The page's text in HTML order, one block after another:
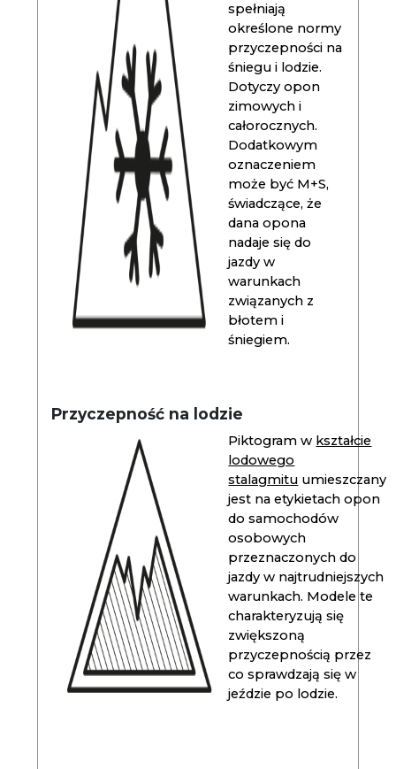
spełniają
określone normy
przyczepności na
śniegu i lodzie.
Dotyczy opon
zimowych i
całorocznych.
Dodatkowym
oznaczeniem
może być M+S,
świadczące, że
dana opona
nadaje się do
jazdy w
warunkach
związanych z
błotem i
śniegiem.
Przyczepność na lodzie
Piktogram w kształcie
lodowego
stalagmitu umieszczany
jest na etykietach opon
do samochodów
osobowych
przeznaczonych do
jazdy w najtrudniejszych
warunkach. Modele te
charakteryzują się
zwiększoną
przyczepnością przez
co sprawdzają się w
jeździe po lodzie.